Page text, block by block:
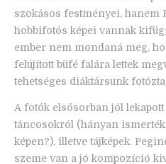
szokásos festményei, hanem
hobbifotós képei vannak
ember nem mondaná meg,
felújított büfé falára lettek
tehetséges diáktársunk
A fotók elsősorban jól
táncosokról (hányan
képen?), illetve tájképek.
szeme van a jó kompozíció